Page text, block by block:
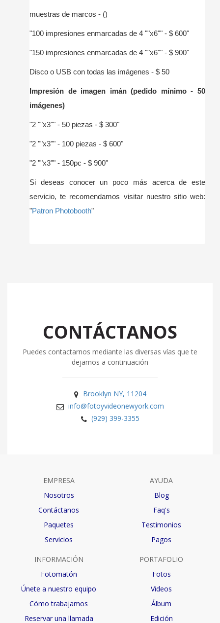
muestras de marcos - ()
"100 impresiones enmarcadas de 4 ""x6"" - $ 600"
"150 impresiones enmarcadas de 4 ""x6"" - $ 900"
Disco o USB con todas las imágenes - $ 50
Impresión de imagen imán (pedido mínimo - 50
imágenes)
"2 ""x3"" - 50 piezas - $ 300"
"2 ""x3"" - 100 piezas - $ 600"
"2 ""x3"" - 150pc - $ 900"
Si deseas conocer un poco más acerca de este
servicio, te recomendamos visitar nuestro sitio web:
"Patron Photobooth"
CONTÁCTANOS
Puedes contactarnos mediante las diversas vías que te
dejamos a continuación
Brooklyn NY, 11204
info@fotoyvideonewyork.com
(929) 399-3355
EMPRESA
Nosotros
Contáctanos
Paquetes
Servicios
AYUDA
Blog
Faq's
Testimonios
Pagos
INFORMACIÓN
Fotomatón
Únete a nuestro equipo
Cómo trabajamos
Reservar una llamada
PORTAFOLIO
Fotos
Videos
Álbum
Edición